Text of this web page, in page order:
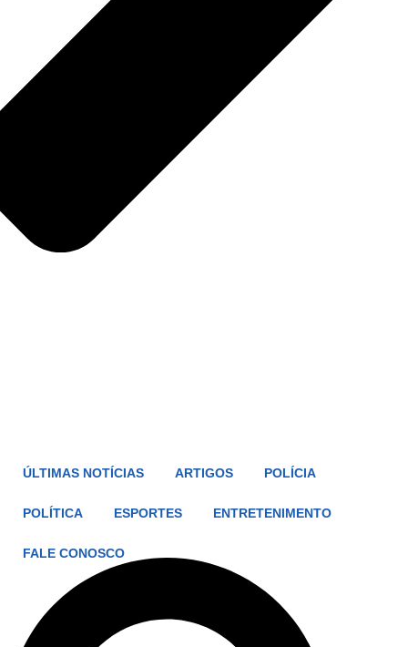
ÚLTIMAS NOTÍCIAS ARTIGOS POLÍCIA
POLÍTICA ESPORTES ENTRETENIMENTO
FALE CONOSCO